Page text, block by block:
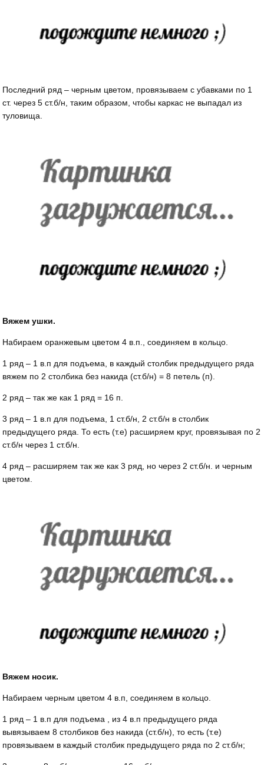
Последний ряд – черным цветом, провязываем с убавками по 1
ст. через 5 ст.б/н, таким образом, чтобы каркас не выпадал из
туловища.
Вяжем ушки.
Набираем оранжевым цветом 4 в.п., соединяем в кольцо.
1 ряд – 1 в.п для подъема, в каждый столбик предыдущего ряда
вяжем по 2 столбика без накида (ст.б/н) = 8 петель (п).
2 ряд – так же как 1 ряд = 16 п.
3 ряд – 1 в.п для подъема, 1 ст.б/н, 2 ст.б/н в столбик
предыдущего ряда. То есть (т.е) расширяем круг, провязывая по 2
ст.б/н через 1 ст.б/н.
4 ряд – расширяем так же как 3 ряд, но через 2 ст.б/н. и черным
цветом.
Вяжем носик.
Набираем черным цветом 4 в.п, соединяем в кольцо.
1 ряд – 1 в.п для подъема , из 4 в.п предыдущего ряда
вывязываем 8 столбиков без накида (ст.б/н), то есть (т.е)
провязываем в каждый столбик предыдущего ряда по 2 ст.б/н;